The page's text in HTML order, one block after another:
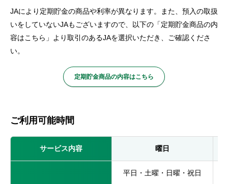
JAにより定期貯金の商品や利率が異なります。また、預入の取扱
いをしていないJAもございますので、以下の「定期貯金商品の内
容はこちら」より取引のあるJAを選択いただき、ご確認くださ
い。
定期貯金商品の内容はこちら
ご利用可能時間
サービス内容 曜日
平日・土曜・日曜・祝日